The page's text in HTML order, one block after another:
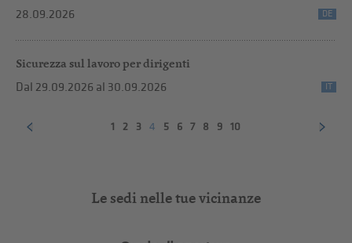
28.09.2026
DE
Sicurezza sul lavoro per dirigenti
Dal 29.09.2026 al 30.09.2026 IT
1 2 3 4 5 6 7 8 9 10
Le sedi nelle tue vicinanze